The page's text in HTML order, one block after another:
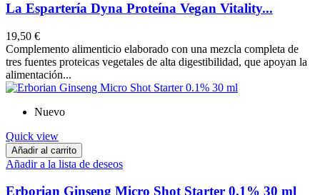
La Espartería Dyna Proteína Vegan Vitality...
19,50 €
Complemento alimenticio elaborado con una mezcla completa de
tres fuentes proteicas vegetales de alta digestibilidad, que apoyan la
alimentación...
Nuevo
Quick view
Añadir al carrito
Añadir a la lista de deseos
Erborian Ginseng Micro Shot Starter 0.1% 30 ml